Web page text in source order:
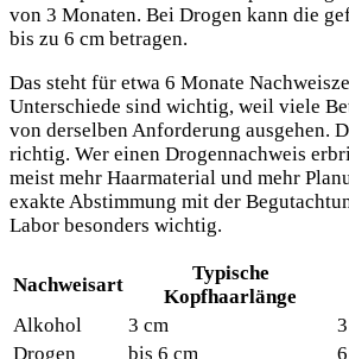
von 3 Monaten. Bei Drogen kann die
bis zu 6 cm betragen.
Das steht für etwa 6 Monate
Unterschiede sind wichtig, weil viele
von derselben Anforderung ausgehen.
richtig. Wer einen Drogennachweis
meist mehr Haarmaterial und mehr
exakte Abstimmung mit der
Labor besonders wichtig.
Nachweisart
Typische
Kopfhaarlänge
Alkohol
3 cm
Drogen
bis 6 cm